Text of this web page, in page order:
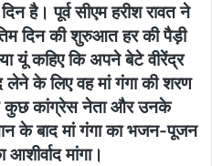
है। पूर्व सीएम हरीश रावत ने
दिन की शुरुआत हर की पैड़ी
यूं कहिए कि अपने बेटे वीरेंद्र
लेने के लिए वह मां गंगा की शरण
कांग्रेस नेता और उनके
के बाद मां गंगा का भजन-पूजन
मांगा।